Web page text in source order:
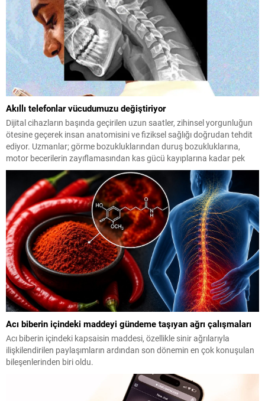
Akıllı telefonlar vücudumuzu değiştiriyor
Dijital cihazların başında geçirilen uzun saatler, zihinsel yorgunluğun
ötesine geçerek insan anatomisini ve fiziksel sağlığı doğrudan tehdit
ediyor. Uzmanlar; görme bozukluklarından duruş bozukluklarına,
motor becerilerin zayıflamasından kas gücü kayıplarına kadar pek
çok kronik rahatsızlığın temelinde kontrolsüz teknoloji kullanımının
yattığını belirtiyor.
Acı biberin içindeki maddeyi gündeme taşıyan ağrı çalışmaları
Acı biberin içindeki kapsaisin maddesi, özellikle sinir ağrılarıyla
ilişkilendirilen paylaşımların ardından son dönemin en çok konuşulan
bileşenlerinden biri oldu.